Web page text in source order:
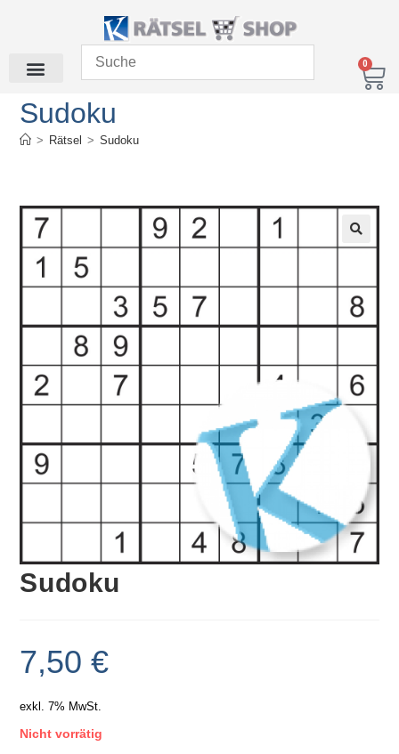
0
Sudoku
> Rätsel > Sudoku
Sudoku
7,50€
exkl. 7% MwSt.
Nicht vorrätig